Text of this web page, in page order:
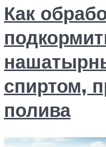
Как
спиртом,
полива